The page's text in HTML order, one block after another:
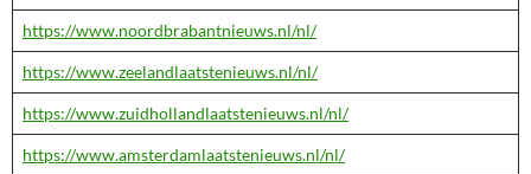
https://www.noordbrabantnieuws.nl/nl/
https://www.zeelandlaatstenieuws.nl/nl/
https://www.zuidhollandlaatstenieuws.nl/nl/
https://www.amsterdamlaatstenieuws.nl/nl/